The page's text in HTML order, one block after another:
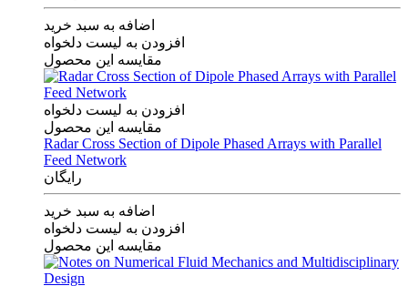
اضافه به سبد خرید
افزودن به لیست دلخواه
مقایسه این محصول
افزودن به لیست دلخواه
مقایسه این محصول
Radar Cross Section of Dipole Phased Arrays with Parallel
Feed Network
رایگان
اضافه به سبد خرید
افزودن به لیست دلخواه
مقایسه این محصول